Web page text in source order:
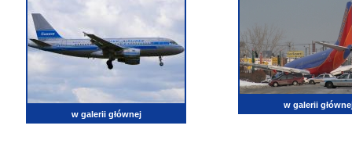
w galerii głównej
w galerii